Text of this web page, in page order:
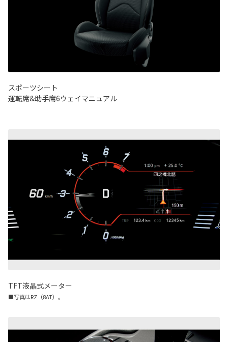
スポーツシート
運転席&助手席6ウェイマニュアル
TFT液晶式メーター
■写真はRZ（8AT）。